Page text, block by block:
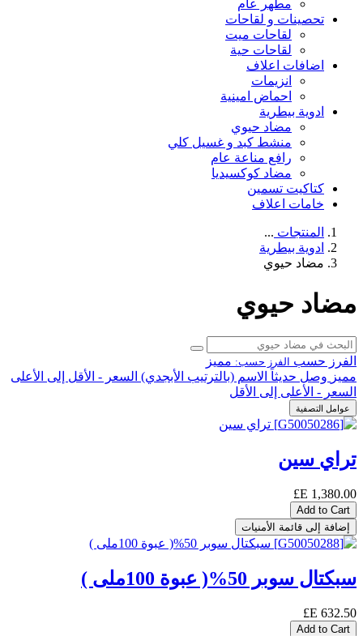
مطهر عام
تحصينات و لقاحات
لقاحات ميت
لقاحات حية
اضافات اعلاف
انزيمات
احماض امينية
ادوية بيطرية
مضاد حيوي
منشط كبد و غسيل كلي
رافع مناعة عام
مضاد كوكسيديا
كتاكيت تسمين
خامات اعلاف
المنتجات ...
ادوية بيطرية
مضاد حيوي
مضاد حيوي
الفرز حسب الفرز حسب: مميز
مميز وصل حديثاً الاسم (بالترتيب الأبجدي) السعر - الأقل إلى الأعلى
السعر - الأعلى إلى الأقل
عوامل التصفية
تراي سين
1,380.00
Add to Cart
إضافة إلى قائمة الأمنيات
سبكتال سوبر 50%( عبوة 100ملى )
632.50
Add to Cart